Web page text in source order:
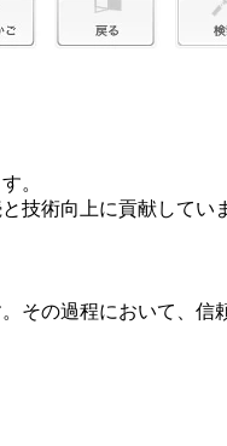
。
技術向上に貢献してい
その過程において、信